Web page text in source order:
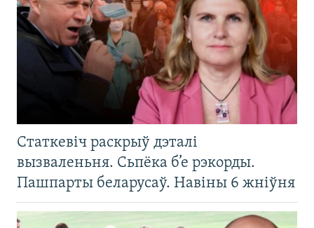
Статкевіч раскрыў дэталі
вызваленьня. Сьпёка б’е рэкорды.
Пашпарты беларусаў. Навіны 6 жніўня